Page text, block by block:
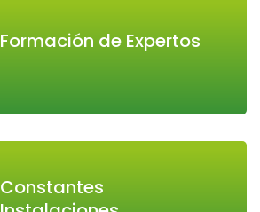
Formación de Expertos
Constantes